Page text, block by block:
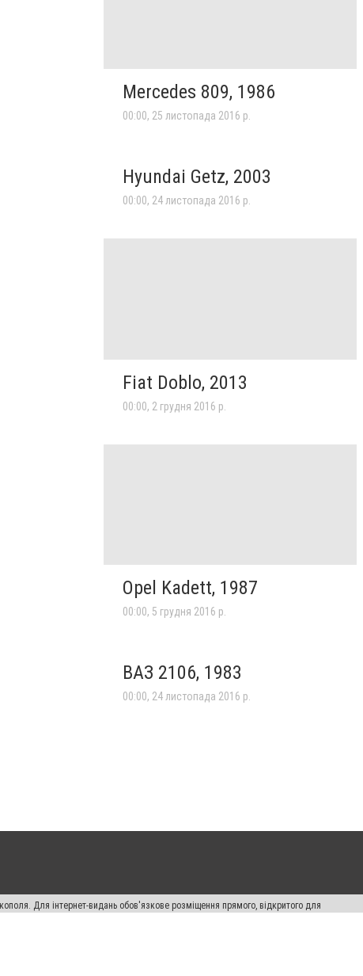
Mercedes 809, 1986
00:00, 25 листопада 2016 р.
Hyundai Getz, 2003
00:00, 24 листопада 2016 р.
Fiat Doblo, 2013
00:00, 2 грудня 2016 р.
Opel Kadett, 1987
00:00, 5 грудня 2016 р.
ВАЗ 2106, 1983
00:00, 24 листопада 2016 р.
Для інтернет-видань обов'язкове розміщення прямого, відкритого для